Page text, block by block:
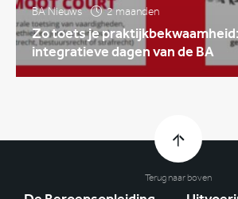
BA Nieuws 2 maanden
Zo toets je
integratieve dagen van de BA
Terug naar boven